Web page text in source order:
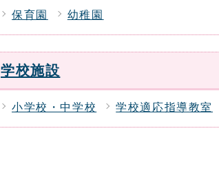
保育園 幼稚園
学校施設
小学校・中学校 学校適応指導教室